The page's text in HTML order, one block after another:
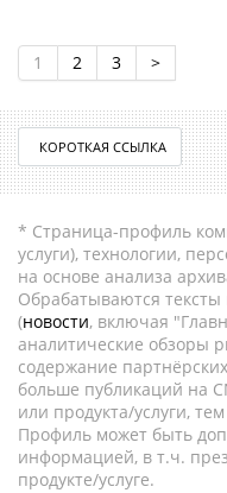
1 2 3 >
КОРОТКАЯ ССЫЛКА
* Страница-профиль
услуги), технологии,
на основе анализа
Обрабатываются
(новости, включая
аналитические обзоры
содержание
больше публикаций на
или продукта/услуги,
Профиль может быть
информацией, в т.ч.
продукте/услуге.